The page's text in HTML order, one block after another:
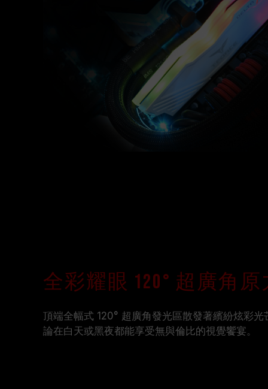
全彩耀眼 120° 超廣角
頂端全幅式 120° 超廣角發光區散發著繽紛炫彩
論在白天或黑夜都能享受無與倫比的視覺饗宴。